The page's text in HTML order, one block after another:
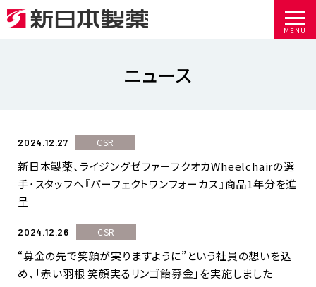
MENU
ニュース
2024.12.27 CSR
新日本製薬、ライジングゼファーフクオカWheelchairの選
手･スタッフへ『パーフェクトワンフォーカス』商品1年分を進
呈
2024.12.26 CSR
“募金の先で笑顔が実りますように”という社員の想いを込
め、「赤い羽根 笑顔実るリンゴ飴募金」を実施しました